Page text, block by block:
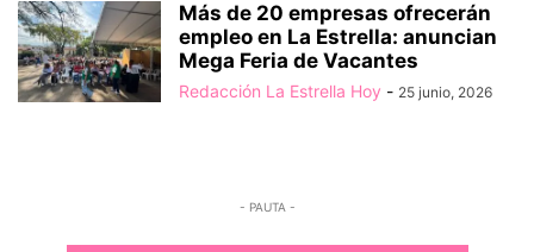
Más de 20 empresas ofrecerán
empleo en La Estrella: anuncian
Mega Feria de Vacantes
Redacción La Estrella Hoy - 25 junio, 2026
- PAUTA -